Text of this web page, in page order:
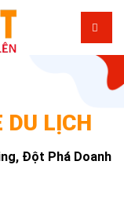
DU LỊCH
Đột Phá Doanh